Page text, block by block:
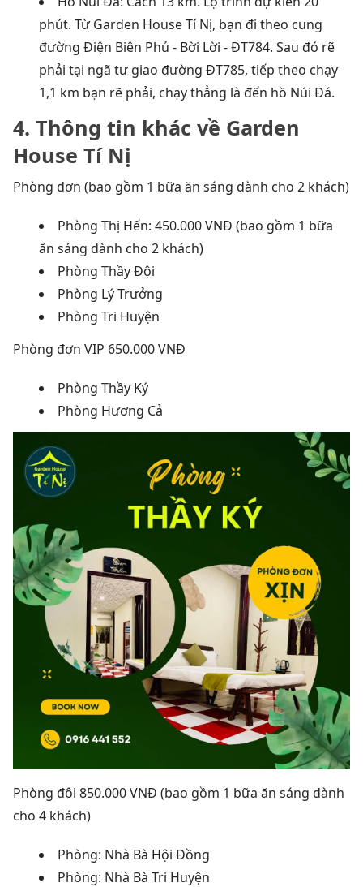
phút. Từ Garden House Tí Nị, bạn đi theo cung
đường Điện Biên Phủ - Bời Lời - ĐT784. Sau đó rẽ
phải tại ngã tư giao đường ĐT785, tiếp theo chạy
1,1 km bạn rẽ phải, chạy thẳng là đến hồ Núi Đá.
4. Thông tin khác về Garden
House Tí Nị
Phòng đơn (bao gồm 1 bữa ăn sáng dành cho 2 khách)
Phòng Thị Hến: 450.000 VNĐ (bao gồm 1 bữa
ăn sáng dành cho 2 khách)
Phòng Thầy Đội
Phòng Lý Trưởng
Phòng Tri Huyện
Phòng đơn VIP 650.000 VNĐ
Phòng Thầy Ký
Phòng Hương Cả
Phòng đôi 850.000 VNĐ (bao gồm 1 bữa ăn sáng dành
cho 4 khách)
Phòng: Nhà Bà Hội Đồng
Phòng: Nhà Bà Tri Huyện